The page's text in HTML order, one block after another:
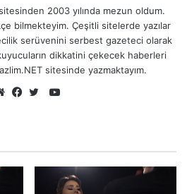
2003 yılında mezun oldum.
bilmekteyim. Çeşitli sitelerde yazılar
serüvenini serbest gazeteci olarak
dikkatini çekecek haberleri
sitesinde yazmaktayım.
YouTube